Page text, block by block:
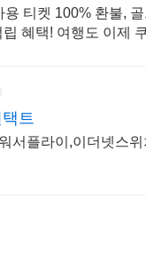
티켓 100% 환불,
혜택! 여행도 이제
트
서플라이,이더넷스